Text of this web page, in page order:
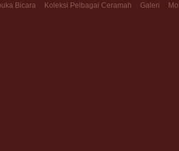
Bicara Koleksi Pelbagai Ceramah Galeri